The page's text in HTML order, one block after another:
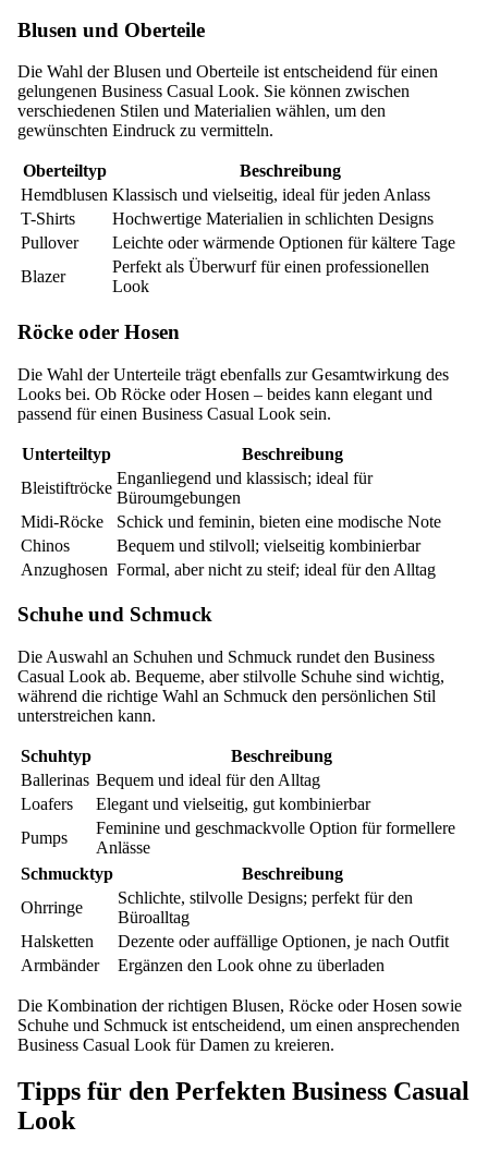
Blusen und Oberteile
Die Wahl der Blusen und Oberteile ist entscheidend für einen
gelungenen Business Casual Look. Sie können zwischen
verschiedenen Stilen und Materialien wählen, um den
gewünschten Eindruck zu vermitteln.
Oberteiltyp
Beschreibung
Hemdblusen Klassisch und vielseitig, ideal für jeden Anlass
T-Shirts
Hochwertige Materialien in schlichten Designs
Pullover
Leichte oder wärmende Optionen für kältere Tage
Blazer
Perfekt als Überwurf für einen professionellen
Look
Röcke oder Hosen
Die Wahl der Unterteile trägt ebenfalls zur Gesamtwirkung des
Looks bei. Ob Röcke oder Hosen – beides kann elegant und
passend für einen Business Casual Look sein.
Unterteiltyp
Beschreibung
Bleistiftröcke
Enganliegend und klassisch; ideal für
Büroumgebungen
Midi-Röcke
Schick und feminin, bieten eine modische Note
Chinos
Bequem und stilvoll; vielseitig kombinierbar
Anzughosen Formal, aber nicht zu steif; ideal für den Alltag
Schuhe und Schmuck
Die Auswahl an Schuhen und Schmuck rundet den Business
Casual Look ab. Bequeme, aber stilvolle Schuhe sind wichtig,
während die richtige Wahl an Schmuck den persönlichen Stil
unterstreichen kann.
Schuhtyp
Beschreibung
Ballerinas Bequem und ideal für den Alltag
Loafers
Elegant und vielseitig, gut kombinierbar
Pumps
Feminine und geschmackvolle Option für formellere
Anlässe
Schmucktyp
Beschreibung
Ohrringe
Schlichte, stilvolle Designs; perfekt für den
Büroalltag
Halsketten
Dezente oder auffällige Optionen, je nach Outfit
Armbänder
Ergänzen den Look ohne zu überladen
Die Kombination der richtigen Blusen, Röcke oder Hosen sowie
Schuhe und Schmuck ist entscheidend, um einen ansprechenden
Business Casual Look für Damen zu kreieren.
Tipps für den Perfekten Business Casual
Look